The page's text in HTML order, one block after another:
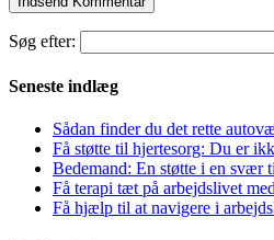
Søg efter:
Seneste indlæg
Sådan finder du det rette
Få støtte til hjertesorg: Du er
Bedemand: En støtte i en svær
Få terapi tæt på arbejdslivet
Få hjælp til at navigere i